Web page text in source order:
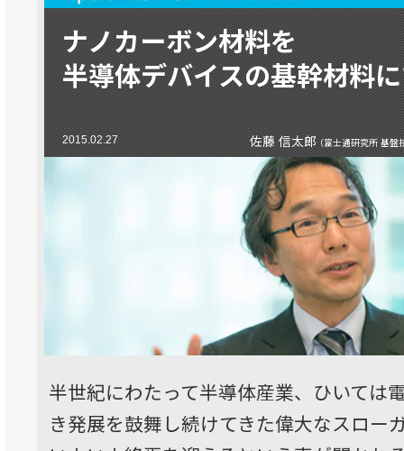
ナノカーボン材料を
半導体デバイスの基幹材料
2015.02.27 佐藤 信太郎（富士通研究所 基盤
半世紀にわたって半導体産業、ひいては
き発展を鼓舞し続けてきた偉大なスロー